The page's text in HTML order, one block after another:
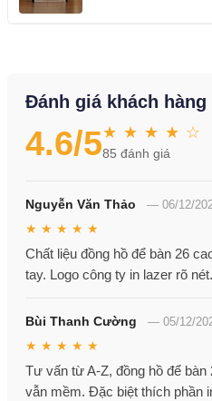
Đánh giá khách hàng
4.6/5★ ★ ★ ★ ☆
85 đánh giá
Nguyễn Văn Thảo — 06/12/
★ ★ ★ ★ ★
Chất liệu đồng hồ để bàn 26
tay. Logo công ty in lazer rõ
Bùi Thanh Cường — 05/12/
★ ★ ★ ★ ★
Tư vấn từ A-Z, đồng hồ để
vẫn mềm. Đặc biệt thích phần